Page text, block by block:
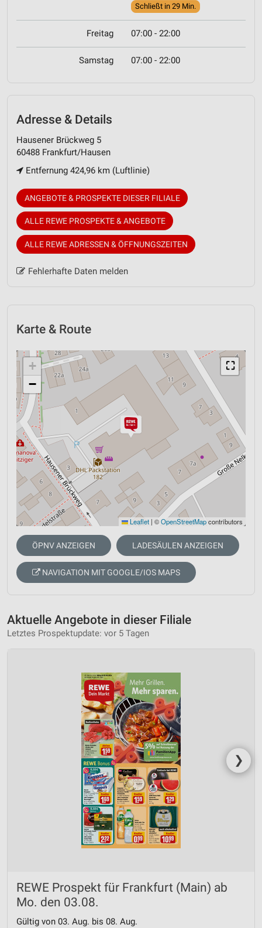
Schließt in 29 Min.
Freitag 07:00 - 22:00
Samstag 07:00 - 22:00
Adresse & Details
Hausener Brückweg 5
60488 Frankfurt/Hausen
Entfernung 424,96 km (Luftlinie)
ANGEBOTE & PROSPEKTE DIESER FILIALE
ALLE REWE PROSPEKTE & ANGEBOTE
ALLE REWE ADRESSEN & ÖFFNUNGSZEITEN
Fehlerhafte Daten melden
Karte & Route
⛶
+
−
Leaflet | ©OpenStreetMapcontributors
ÖPNV ANZEIGEN LADESÄULEN ANZEIGEN
NAVIGATION MIT GOOGLE/IOS MAPS
Aktuelle Angebote in dieser Filiale
Letztes Prospektupdate: vor 5 Tagen
❯
REWE Prospekt für Frankfurt (Main) ab
Mo. den 03.08.
Gültig von 03. Aug. bis 08. Aug.